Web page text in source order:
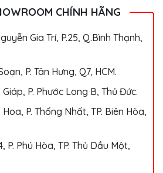
CHÍNH HÃNG
Gia Trí, P.25, Q.Bình Thạnh,
P. Tân Hưng, Q7, HCM.
P. Phước Long B, Thủ Đức.
P. Thống Nhất, TP. Biên Hòa,
P. Phú Hòa, TP. Thủ Dầu Một,